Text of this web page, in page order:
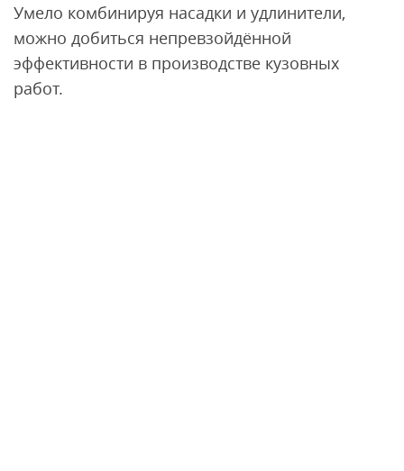
Умело комбинируя насадки и удлинители,
можно добиться непревзойдённой
эффективности в производстве кузовных
работ.